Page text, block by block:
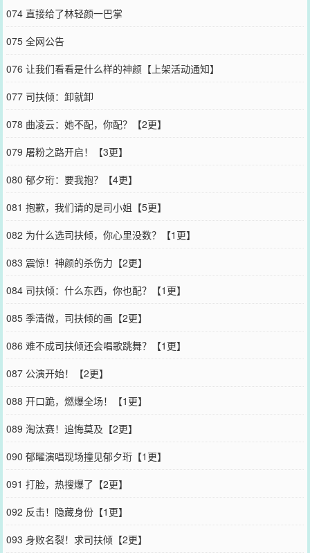
074 直接给了林轻颜一巴掌
075 全网公告
076 让我们看看是什么样的神颜【上架活动通知】
077 司扶倾：卸就卸
078 曲凌云：她不配，你配？【2更】
079 屠粉之路开启！【3更】
080 郁夕珩：要我抱？【4更】
081 抱歉，我们请的是司小姐【5更】
082 为什么选司扶倾，你心里没数？【1更】
083 震惊！神颜的杀伤力【2更】
084 司扶倾：什么东西，你也配？【1更】
085 季清微，司扶倾的画【2更】
086 难不成司扶倾还会唱歌跳舞？【1更】
087 公演开始！【2更】
088 开口跪，燃爆全场！【1更】
089 淘汰赛！追悔莫及【2更】
090 郁曜演唱现场撞见郁夕珩【1更】
091 打脸，热搜爆了【2更】
092 反击！隐藏身份【1更】
093 身败名裂！求司扶倾【2更】